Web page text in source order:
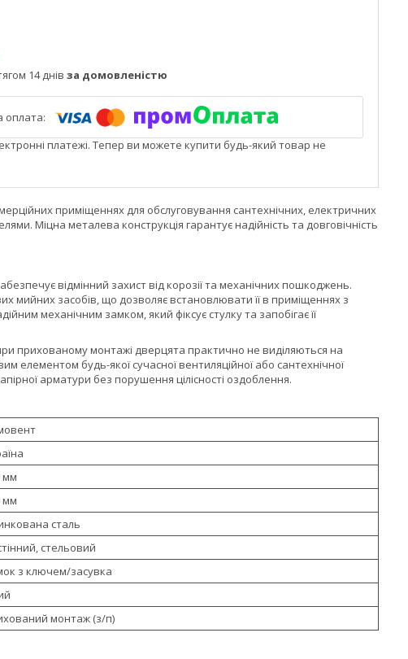
14 днів за домовленістю
платежі. Тепер ви можете купити будь-який товар не
приміщеннях для обслуговування сантехнічних, електричних
Міцна металева конструкція гарантує надійність та довговічність
відмінний захист від корозії та механічних пошкоджень.
мийних засобів, що дозволяє встановлювати її в приміщеннях з
механічним замком, який фіксує стулку та запобігає її
прихованому монтажі дверцята практично не виділяються на
елементом будь-якої сучасної вентиляційної або сантехнічної
арматури без порушення цілісності оздоблення.
мм
мм
сталь
стельовий
з ключем/засувка
монтаж (з/п)